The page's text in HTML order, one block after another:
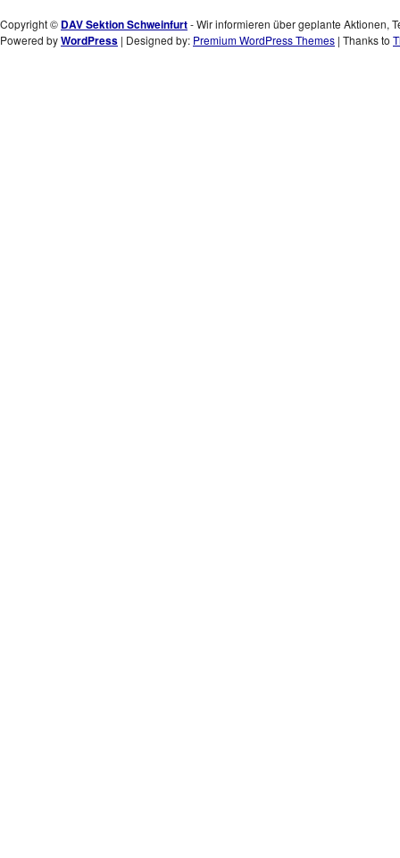
Copyright © DAV Sektion Schweinfurt- Wir informieren über geplante Aktionen,
Powered byWordPress | Designed by: Premium WordPress Themes | Thanks to